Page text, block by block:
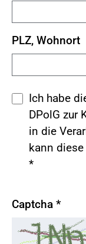
PLZ, Wohnort
Ich habe
DPolG zur
in die
kann
*
Captcha *